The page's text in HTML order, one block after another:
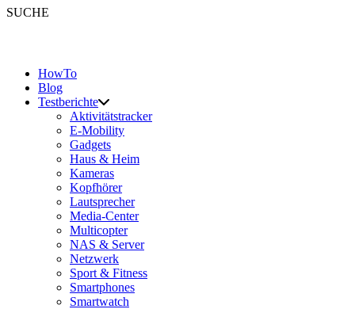
SUCHE
HowTo
Blog
Testberichte
Aktivitätstracker
E-Mobility
Gadgets
Haus & Heim
Kameras
Kopfhörer
Lautsprecher
Media-Center
Multicopter
NAS & Server
Netzwerk
Sport & Fitness
Smartphones
Smartwatch